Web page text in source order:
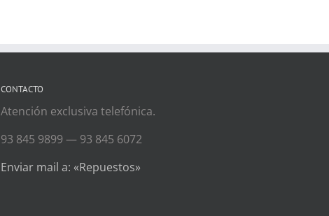
CONTACTO
Atención exclusiva telefónica.
93 845 9899 — 93 845 6072
Enviar mail a: «Repuestos»